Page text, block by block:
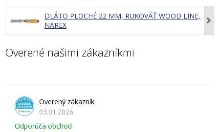
DLÁTO PLOCHÉ 22 MM, RUKOVÄŤ WOOD LINE,
NAREX
Overené našimi zákazníkmi
Overený zákazník
03.01.2026
Odporúča obchod